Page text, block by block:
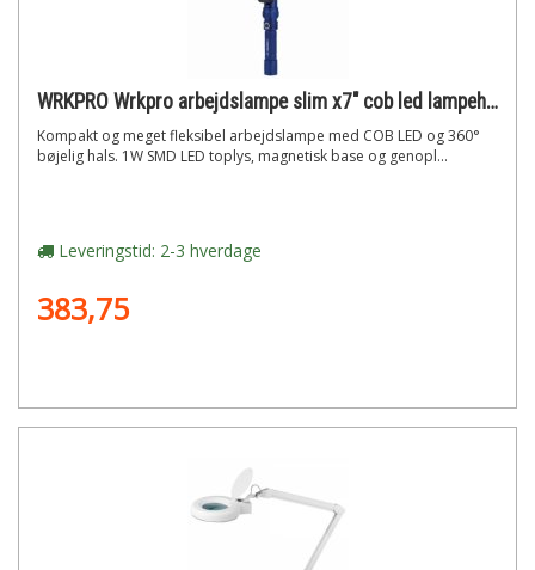
WRKPRO Wrkpro arbejdslampe slim x7" cob led lampehoved med magnet og genopladeligt batteri"
Kompakt og meget fleksibel arbejdslampe med COB LED og 360°
bøjelig hals. 1W SMD LED toplys, magnetisk base og genopl...
Leveringstid: 2-3 hverdage
383,75